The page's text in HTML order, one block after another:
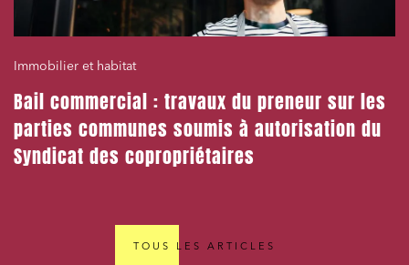
Immobilier et habitat
Bail commercial : travaux du preneur sur les
parties communes soumis à autorisation du
Syndicat des copropriétaires
TOUS LES ARTICLES